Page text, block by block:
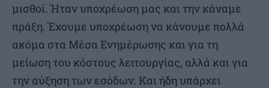
μισθοί. Ήταν υποχρέωση μας και την κάναμε
πράξη. Έχουμε υποχρέωση να κάνουμε πολλά
ακόμα στα Μέσα Ενημέρωσης και για τη
μείωση του κόστους λειτουργίας, αλλά και για
την αύξηση των εσόδων. Και ήδη υπάρχει